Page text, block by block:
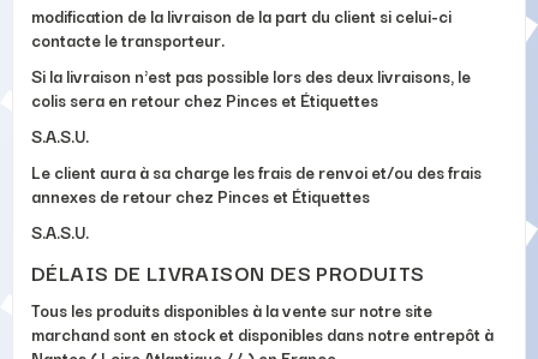
modification de la livraison de la part du client si celui-ci
contacte le transporteur.
Si la livraison n'est pas possible lors des deux livraisons, le
colis sera en retour chez Pinces et Étiquettes
S.A.S.U.
Le client aura à sa charge les frais de renvoi et/ou des frais
annexes de retour chez Pinces et Étiquettes
S.A.S.U.
DÉLAIS DE LIVRAISON DES PRODUITS
Tous les produits disponibles à la vente sur notre site
marchand sont en stock et disponibles dans notre entrepôt à